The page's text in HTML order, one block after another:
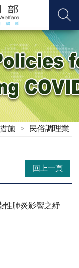
施 民俗調理業
回上一頁
性肺炎影響之紓